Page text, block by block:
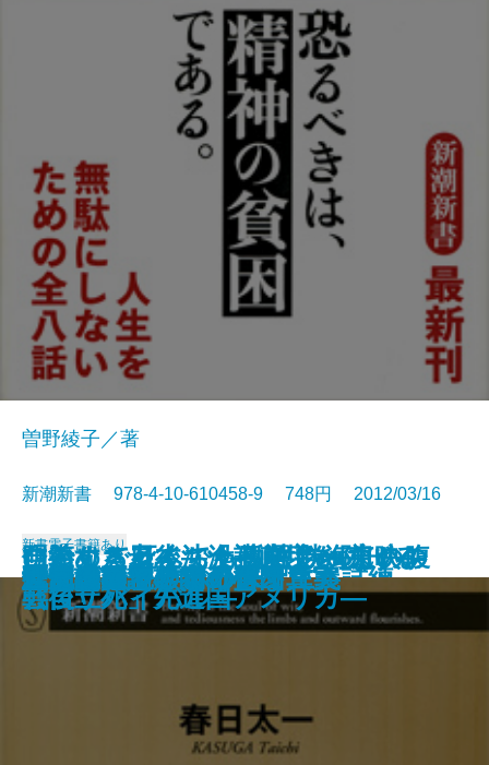
ハーバード白熱日本史教室
自衛する老後―介護崩壊を防げる
か―
黄金の日本史
傷ついた日本人へ
背負い続ける力
恐山―死者のいる場所―
陰謀史観
雑巾がけ―小沢一郎という試練―
報道の脳死
人間の基本
曽野綾子／著
新潮新書 978-4-10-610458-9 748円 2012/03/16
新書電子書籍あり
仁義なき日本沈没―東宝vs.東映の
戦後サバイバル―
恐怖の環境テロリスト
震災復興 欺瞞の構図
死ぬことを学ぶ
明治めちゃくちゃ物語 勝海舟の腹
芸
ひとりで死んでも孤独じゃない―
「自立死」先進国アメリカ―
「反原発」の不都合な真実
反・幸福論
世代論のワナ
「常識」としての保守主義